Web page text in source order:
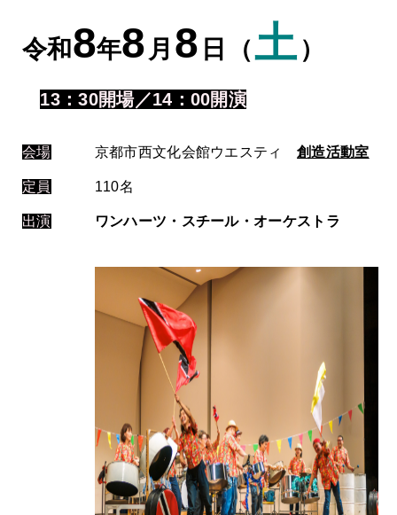
令和8年8 月 8 日 （土）
13：30開場／14：00開演
会場 京都市西文化会館ウエスティ創造活動室
定員 110名
出演 ワンハーツ・スチール・オーケストラ